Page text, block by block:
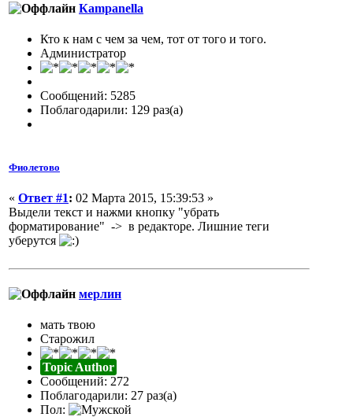
Кampanella
Кто к нам с чем за чем, тот от того и того.
Администратор
Сообщений: 5285
Поблагодарили: 129 раз(а)
Фиолетово
« Ответ #1: 02 Марта 2015, 15:39:53 »
Выдели текст и нажми кнопку "убрать
форматирование" -> в редакторе. Лишние теги
уберутся
мерлин
мать твою
Старожил
Topic Author
Сообщений: 272
Поблагодарили: 27 раз(а)
Пол: